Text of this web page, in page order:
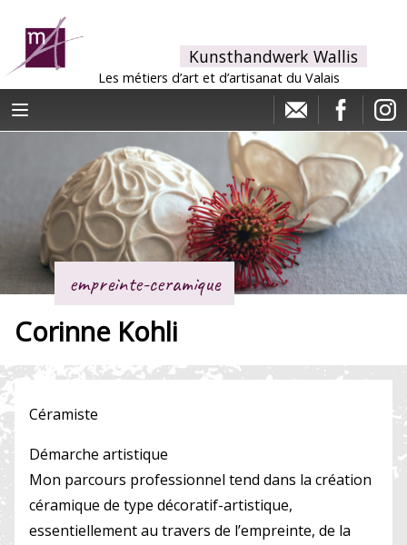
Kunsthandwerk Wallis
Les métiers d’art et d’artisanat du Valais
empreinte-ceramique
Corinne Kohli
Céramiste
Démarche artistique
Mon parcours professionnel tend dans la création
céramique de type décoratif-artistique,
essentiellement au travers de l’empreinte, de la